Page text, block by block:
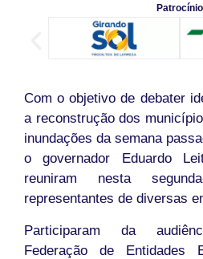
Patrocínio
Com o objetivo de debater
a reconstrução dos
inundações da semana
o governador Eduardo
reuniram nesta
representantes de diversas
Participaram da
Federação de Entidades